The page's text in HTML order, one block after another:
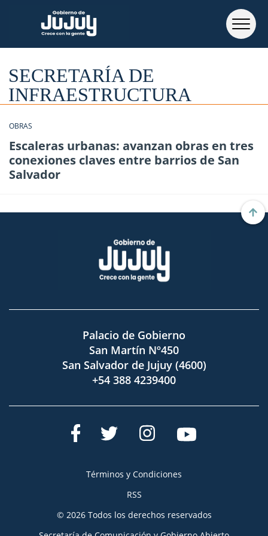
SECRETARÍA DE
INFRAESTRUCTURA
OBRAS
Escaleras urbanas: avanzan obras en tres
conexiones claves entre barrios de San
Salvador
Palacio de Gobierno
San Martín Nº450
San Salvador de Jujuy (4600)
+54 388 4239400
Términos y Condiciones
RSS
© 2026 Todos los derechos reservados